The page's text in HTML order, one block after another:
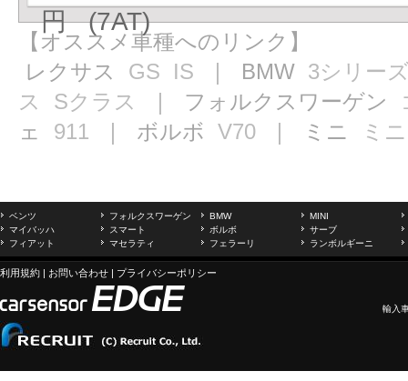
円 (7AT)
【オススメ車種へのリンク】
レクサス GS IS ｜ BMW 3シリー
ス
Sクラス ｜ フォルクスワーゲン
ェ 911 ｜ ボルボ V70 ｜ ミニ ミニ
ベンツ フォルクスワーゲン BMW
MINI
マイバッハ
スマート ボルボ
サーブ
フィアット
マセラティ フェラーリ ランボルギーニ
利用規約 | お問い合わせ | プライバシーポリシー
輸入